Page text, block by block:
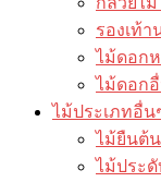
รองเท้า
ไม้ดอกห
ไม้ดอกอื่
ไม้ประเภทอื่น
ไม้ยืนต้น
ไม้ประดั